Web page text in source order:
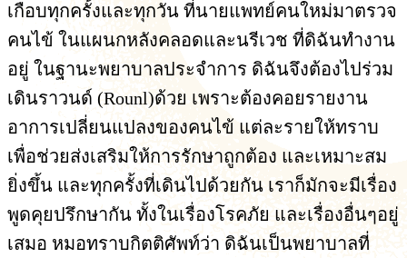
เกือบทุกครั้งและทุกวัน ที่นายแพทย์คนใหม่มาตรวจ
คนไข้ ในแผนกหลังคลอดและนรีเวช ที่ดิฉันทำงาน
อยู่ ในฐานะพยาบาลประจำการ ดิฉันจึงต้องไปร่วม
เดินราวนด์ (Rounl)ด้วย เพราะต้องคอยรายงาน
อาการเปลี่ยนแปลงของคนไข้ แต่ละรายให้ทราบ
เพื่อช่วยส่งเสริมให้การรักษาถูกต้อง และเหมาะสม
ยิ่งขึ้น และทุกครั้งที่เดินไปด้วยกัน เราก็มักจะมีเรื่อง
พูดคุยปรึกษากัน ทั้งในเรื่องโรคภัย และเรื่องอื่นๆอยู่
เสมอ หมอทราบกิตติศัพท์ว่า ดิฉันเป็นพยาบาลที่